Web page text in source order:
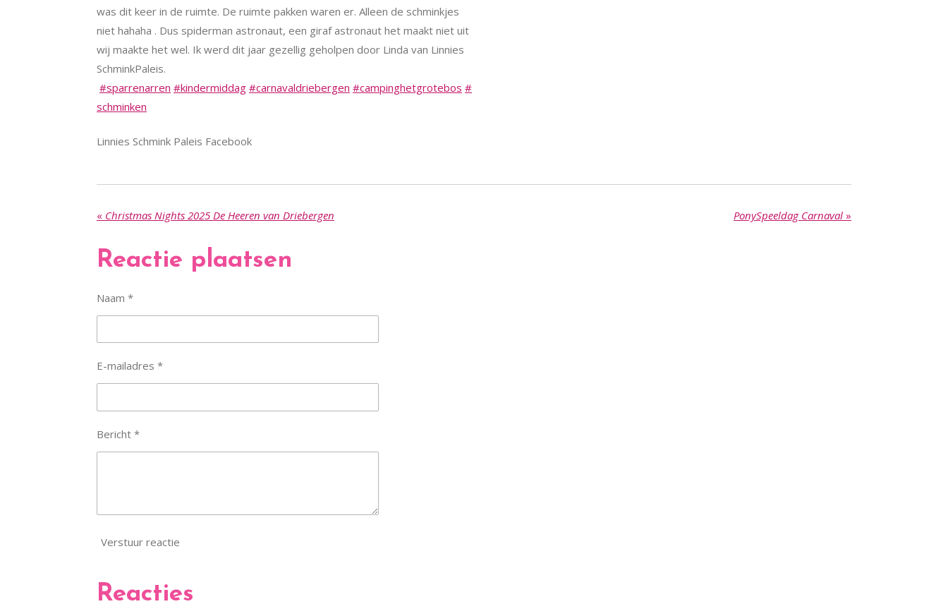
was dit keer in de ruimte. De ruimte pakken waren er. Alleen de schminkjes
niet hahaha . Dus spiderman astronaut, een giraf astronaut het maakt niet uit
wij maakte het wel. Ik werd dit jaar gezellig geholpen door Linda van Linnies
SchminkPaleis.
#sparrenarren #kindermiddag #carnavaldriebergen #campinghetgrotebos #
schminken
Linnies Schmink Paleis Facebook
« Christmas Nights 2025 De Heeren van Driebergen PonySpeeldag Carnaval »
Reactie plaatsen
Naam *
E-mailadres *
Bericht *
Verstuur reactie
Reacties